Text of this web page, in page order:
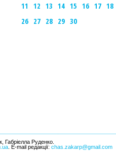
11 12 13 14 15 16 17 18
26 27 28 29 30
Габріелла Руденко.
. E-mail редакції: chas.zakarp@gmail.com